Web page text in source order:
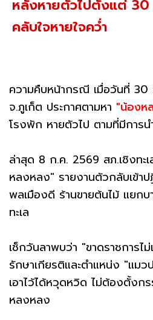
หลังหายตัวไปตั้งแต่
คลับใจหายใจคว่ำ
ความคืบหน้ากรณี เมื่อวันที่ 30
จ.ภูเก็ต ประกาศตามหา "น้องห
โรงพัก หายตัวไป ตามที่มีการน
ล่าสุด 8 ก.ค. 2569 สภ.เชิงทะ
หลงหลง" รายงานตัวกลับเข้า
พลเมืองดี ร้านขายต้นไม้ แยก
ทะเล
เช็กวันลาพบว่า "ขาดราชการไ
รักษาเกียรติและตำแหน่ง "แมว
เอาไว้ได้หวุดหวิด ไม่ต้องตั้งก
หลงหลง